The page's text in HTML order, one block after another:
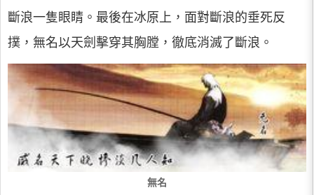
斷浪一隻眼睛。最後在冰原上，面對斷浪的垂死反
撲，無名以天劍擊穿其胸膛，徹底消滅了斷浪。
無名